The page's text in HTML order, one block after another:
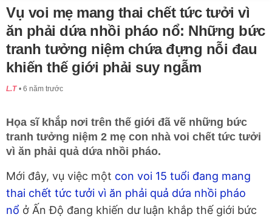
Vụ voi mẹ mang thai chết tức tưởi vì
ăn phải dứa nhồi pháo nổ: Những bức
tranh tưởng niệm chứa đựng nỗi đau
khiến thế giới phải suy ngẫm
L.T 6 năm trước
Họa sĩ khắp nơi trên thế giới đã vẽ những bức
tranh tưởng niệm 2 mẹ con nhà voi chết tức tưởi
vì ăn phải quả dứa nhồi pháo.
Mới đây, vụ việc một con voi 15 tuổi đang mang
thai chết tức tưởi vì ăn phải quả dứa nhồi pháo
nổ ở Ấn Độ đang khiến dư luận khắp thế giới bức